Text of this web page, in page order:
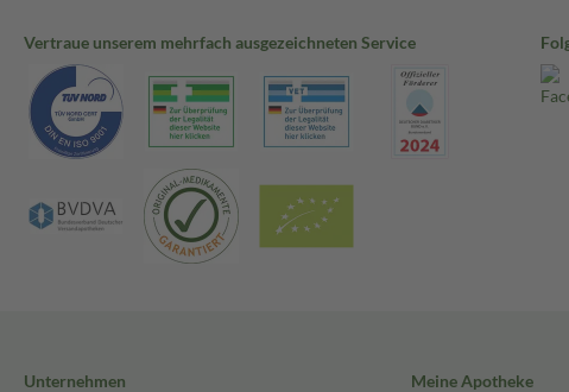
Vertraue unserem mehrfach ausgezeichneten Service
Unternehmen
Meine Apotheke